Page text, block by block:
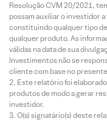
Resolução CVM 20/2021,
possam auxiliar o investidor
constituindo qualquer tipo
qualquer produto. As
válidas na data de sua
Investimentos não se
cliente com base no
Este relatório foi
produtos de modo a gerar
investidor.
O(s) signatário(s) deste